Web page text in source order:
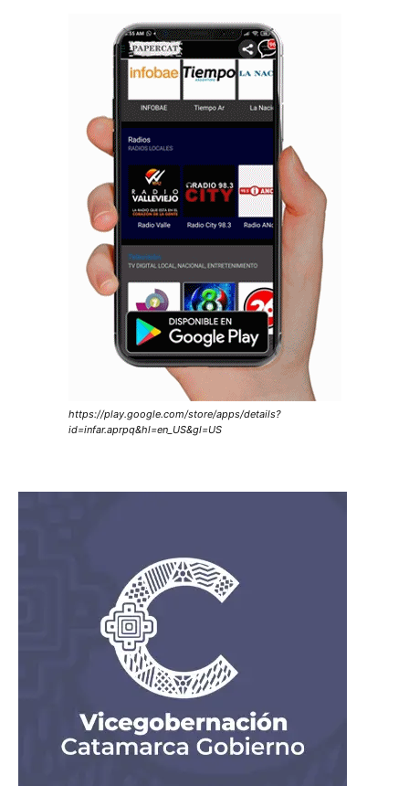
https://play.google.com/store/apps/details?
id=infar.aprpq&hl=en_US&gl=US